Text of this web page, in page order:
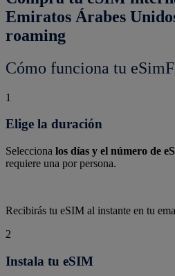
Emiratos Árabes
roaming
Cómo funciona tu
1
Elige la duración
Selecciona los días y el número de
requiere una por persona.
Recibirás tu eSIM al instante en tu
2
Instala tu eSIM